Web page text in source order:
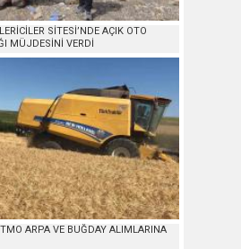
SİTESİ’NDE AÇIK OTO
MÜJDESİNİ VERDİ
ARPA VE BUĞDAY ALIMLARINA